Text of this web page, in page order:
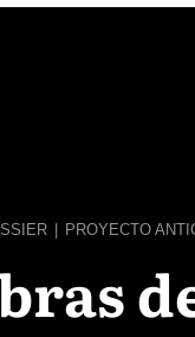
PROYECTO